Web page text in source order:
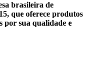
brasileira de
que oferece produtos
por sua qualidade e